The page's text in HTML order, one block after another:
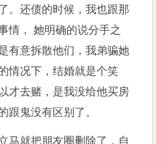
。还债的时候，我也跟那
情， 她明确的说分手之
有意拆散他们，我弟骗她
情况下，结婚就是个笑
才去赌，是我没给他买房
跟鬼没有区别了。
马就把朋友圈删除了，自